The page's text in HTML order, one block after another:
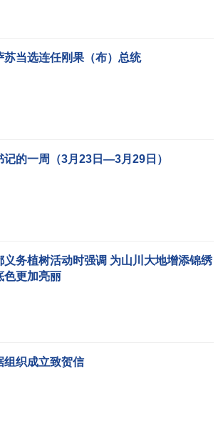
苏当选连任刚果（布）总统
记的一周（3月23日—3月29日）
义务植树活动时强调 为山川大地增添锦绣
色更加亮丽
组织成立致贺信